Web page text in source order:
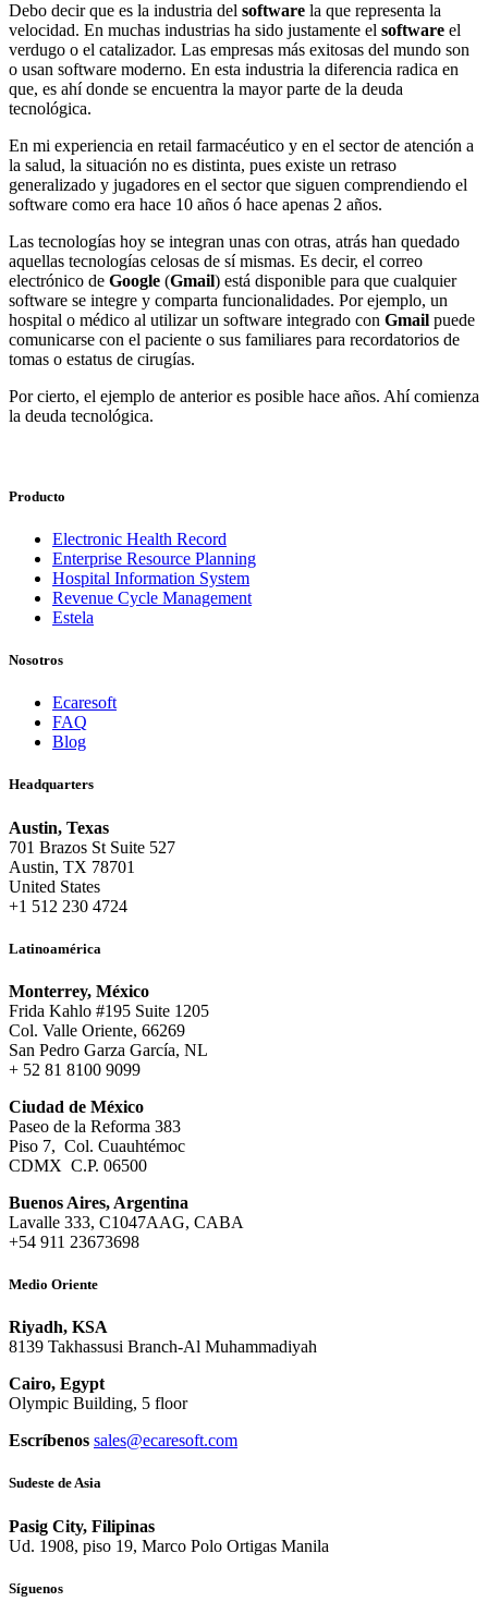
Debo decir que es la industria del software la que representa la
velocidad. En muchas industrias ha sido justamente el software el
verdugo o el catalizador. Las empresas más exitosas del mundo son
o usan software moderno. En esta industria la diferencia radica en
que, es ahí donde se encuentra la mayor parte de la deuda
tecnológica.
En mi experiencia en retail farmacéutico y en el sector de atención a
la salud, la situación no es distinta, pues existe un retraso
generalizado y jugadores en el sector que siguen comprendiendo el
software como era hace 10 años ó hace apenas 2 años.
Las tecnologías hoy se integran unas con otras, atrás han quedado
aquellas tecnologías celosas de sí mismas. Es decir, el correo
electrónico de Google (Gmail) está disponible para que cualquier
software se integre y comparta funcionalidades. Por ejemplo, un
hospital o médico al utilizar un software integrado con Gmail puede
comunicarse con el paciente o sus familiares para recordatorios de
tomas o estatus de cirugías.
Por cierto, el ejemplo de anterior es posible hace años. Ahí comienza
la deuda tecnológica.
Producto
Electronic Health Record
Enterprise Resource Planning
Hospital Information System
Revenue Cycle Management
Estela
Nosotros
Ecaresoft
FAQ
Blog
Headquarters
Austin, Texas
701 Brazos St Suite 527
Austin, TX 78701
United States
+1 512 230 4724
Latinoamérica
Monterrey, México
Frida Kahlo #195 Suite 1205
Col. Valle Oriente, 66269
San Pedro Garza García, NL
+ 52 81 8100 9099
Ciudad de México
Paseo de la Reforma 383
Piso 7, Col. Cuauhtémoc
CDMX C.P. 06500
Buenos Aires, Argentina
Lavalle 333, C1047AAG, CABA
+54 911 23673698
Medio Oriente
Riyadh, KSA
8139 Takhassusi Branch-Al Muhammadiyah
Cairo, Egypt
Olympic Building, 5 floor
Escríbenos sales@ecaresoft.com
Sudeste de Asia
Pasig City, Filipinas
Ud. 1908, piso 19, Marco Polo Ortigas Manila
Síguenos